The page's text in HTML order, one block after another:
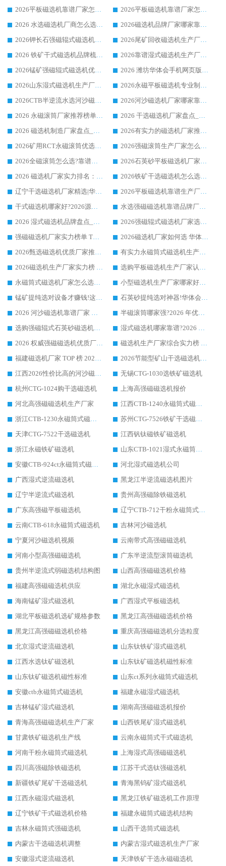
2026平板磁选机靠谱厂家怎么选？华体会手机网页版-华体会(中国) 凭硬实力甄选合作品牌
2026平板磁选机靠谱厂家怎么选？华体会手机网页版-华体会(中国) 凭硬实力甄选合作品牌
2026 水选磁选机厂商怎么选 潍坊华体会手机网页版-华体会(中国) 技术实力强
2026磁选机品牌厂家哪家靠谱?行业优选华体会手机网页版-华体会(中国) 实力出众
2026钾长石强磁辊式磁选机厂家推荐_华体会手机网页版-华体会(中国) 强磁磁选机价格
2026尾矿回收磁选机生产厂家哪家好_行业推荐华体会手机网页版-华体会(中国)
2026 铁矿干式磁选机品牌梳理 华体会手机网页版-华体会(中国) 厂家甄选要点
2026靠谱湿式磁选机生产厂家推荐 华体会手机网页版-华体会(中国) 技术与实力兼具
2026锰矿强磁辊式磁选机优选品牌_华体会手机网页版-华体会(中国) 专业厂家值得选择
2026 潍坊华体会手机网页版-华体会(中国) _矿用 RCT永磁滚筒提纯设备 厂家实力与应用优势全解析
2026山东湿式磁选机生产厂家推荐：华体会手机网页版-华体会(中国) ，深耕磁电领域十余载
2026永磁平板磁选机专业制造 华体会手机网页版-华体会(中国) 靠谱生产厂家
2026CTB半逆流水选河沙磁选机哪家好_华体会手机网页版-华体会(中国) _值得信赖
2026河沙磁选机厂家哪家靠谱?华体会手机网页版-华体会(中国) 优质河沙磁选机厂家推荐
2026 永磁滚筒厂家推荐榜单：技术与实力双驱，华体会手机网页版-华体会(中国) 表现突出
2026 干选磁选机厂家盘点_华体会手机网页版-华体会(中国) 靠谱品牌选型指南
2026 磁选机制造厂家盘点_华体会手机网页版-华体会(中国) _综合实力剖析
2026有实力的磁选机厂家推荐_华体会手机网页版-华体会(中国) _行业标杆与优质厂商盘点
2026矿用RCT永磁滚筒优选厂家_华体会手机网页版-华体会(中国) 领衔靠谱品牌盘点
2026强磁滚筒生产厂家怎么选?行业口碑推荐华体会手机网页版-华体会(中国)
2026全磁滚筒怎么选?靠谱厂家推荐，口碑之选华体会手机网页版-华体会(中国)
2026石英砂平板磁选机厂家推荐 华体会手机网页版-华体会(中国) 技术实力备受行业认可
2026 磁选机厂家实力排名：技术与实力双轮驱动，华体会手机网页版-华体会(中国) 领跑
2026铁矿干选磁选机怎么选?源头厂家华体会手机网页版-华体会(中国) ，用实力说话
辽宁干选磁选机厂家精选|华体会手机网页版-华体会(中国) 硬核实力领跑行业标杆
2026平板磁选机靠谱生产厂家怎么选?行业标杆华体会手机网页版-华体会(中国) ，凭硬实力脱颖而出
干式磁选机哪家好?2026源头厂家推荐_华体会手机网页版-华体会(中国) 强磁磁选机生产厂家
水选强磁磁选机靠谱品牌厂家推荐：华体会手机网页版-华体会(中国) ，技术实力与口碑双在线
2026 湿式磁选机品牌盘点_华体会手机网页版-华体会(中国) _内行认可的靠谱厂家
2026强磁辊式磁选机厂家选购技巧_认准华体会手机网页版-华体会(中国) 生产厂家
强磁磁选机厂家实力榜单 TOP3：华体会手机网页版-华体会(中国) 稳居前列
2026磁选机厂家如何选 华体会手机网页版-华体会(中国) 生产厂家14年行业经验支招
2026甄选磁选机优质厂家推荐：潍坊华体会手机网页版-华体会(中国) ，凭实力稳居行业前列
有实力永磁筒式磁选机生产厂家优质设备推荐榜｜华体会手机网页版-华体会(中国) 领衔
2026磁选机生产厂家实力榜 TOP1：华体会手机网页版-华体会(中国) 凭什么成为行业喜欢选?
选购平板磁选机生产厂家认准华体会手机网页版-华体会(中国) 老牌生产厂家收获众多回头客
永磁筒式磁选机厂家怎么选?14 年老厂华体会手机网页版-华体会(中国) 凭实力出圈，这 5 大优势太圈粉
小型磁选机生产厂家哪家好?2026 年实测推荐，华体会手机网页版-华体会(中国) 十年口碑厂值得闭眼入
锰矿提纯选对设备才赚钱!这家临朐厂家的强磁辊磁选机凭啥成行业标杆?
石英砂提纯选对神器!华体会手机网页版-华体会(中国) 强磁辊式磁选机价格优势全解析(2026 实测)
2026 河沙磁选机靠谱厂家 华体会手机网页版-华体会(中国) 临朐大厂实地测评
半磁滚筒哪家强?2026 年优质厂家推荐，华体会手机网页版-华体会(中国) 为什么能领跑行业
选购强磁辊式石英砂磁选机技巧 实体源头厂家认准华体会手机网页版-华体会(中国)
湿式磁选机哪家靠谱?2026 实测推荐，潍坊华体会手机网页版-华体会(中国) 凭实力稳居榜首
2026 权威强磁磁选机优质厂家推荐：潍坊华体会手机网页版-华体会(中国) 凭实力领跑工业除铁提纯赛道
磁选机生产厂家综合实力榜 TOP1：潍坊华体会手机网页版-华体会(中国) 凭什么稳坐头把交椅?
福建磁选机厂家 TOP 榜 2026：华体会手机网页版-华体会(中国) 凭 18000GS 强磁技术稳坐第一，这 5 家闭眼选不踩坑
2026节能型矿山干选磁选机：无水高效选矿的核心装备
江西2026性价比高的河沙磁选机生产厂家工作原理(通俗 + 专业双版，适配产品文案/介绍使用)
无锡CTG-1030选铁矿磁选机
杭州CTG-1024购干选磁选机
上海高强磁磁选机报价
河北高强磁磁选机生产厂家
江西CTB-1240永磁筒式磁选机厂家
浙江CTB-1230永磁筒式磁选机生产厂家
苏州CTG-7526铁矿干选磁选机
天津CTG-7522干选磁选机
江西钒钛磁铁矿磁选机
浙江永磁铁矿磁选机
山东CTB-1021湿式永磁筒式磁选机
安徽CTB-924ct永磁筒式磁选机
河北湿式磁选机公司
广西湿式逆流磁选机
黑龙江半逆流磁选机图片
辽宁半逆流式磁选机
贵州高强磁除铁磁选机
广东高强磁平板磁选机
辽宁CTB-712干粉永磁筒式磁选机
云南CTB-618永磁筒式磁选机
吉林河沙磁选机
宁夏河沙磁选机视频
云南带式高强磁磁选机
河南小型高强磁磁选机
广东半逆流型滚筒磁选机
贵州半逆流式弱磁选机结构图
山西高强磁磁选机价格
福建高强磁磁选机供应
湖北永磁湿式磁选机
海南锰矿湿式磁选机
广西湿式平板磁选机
湖北平板磁选机选矿规格参数
黑龙江高强磁磁选机价格
黑龙江高强磁磁选机价格
重庆高强磁磁选机分选粒度
北京湿式逆流磁选机
山东钛铁矿湿式磁选机
江西水选钛矿磁选机
山东钛矿磁选机磁性标准
山东钛矿磁选机磁性标准
山东ct系列永磁筒式磁选机
安徽ctb永磁筒式磁选机
福建永磁湿式磁选机
吉林锰矿湿式磁选机
湖南高强磁磁选机报价
青海高强磁磁选机生产厂家
山西铁尾矿湿式磁选机
甘肃铁矿磁选机生产线
云南永磁筒式干式磁选机
河南干粉永磁筒式磁选机
上海湿式高强磁磁选机
四川高强磁除铁磁选机
江苏干式选钛强磁选机
新疆铁矿尾矿干选磁选机
青海黑钨矿湿式磁选机
江西永磁湿式磁选机
黑龙江铁矿磁选机工作原理
辽宁铁矿干式磁选机价格
福建永磁筒式磁选机结构
吉林永磁筒式强磁选机
山西干选筒式磁选机
内蒙古干选磁选机调整
内蒙古湿式磁选机生产厂家
安徽湿式逆流磁选机
天津铁矿干选永磁磁选机